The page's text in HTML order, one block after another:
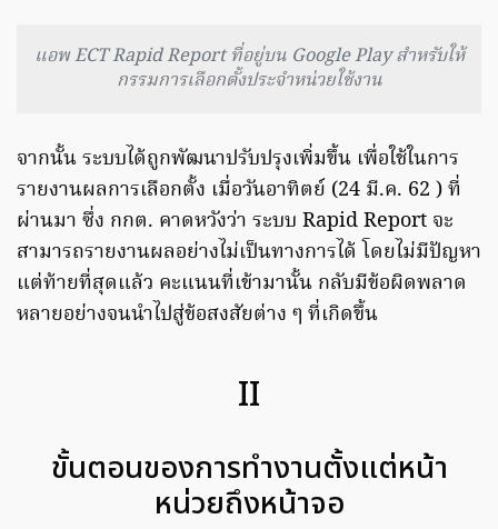
แอพ ECT Rapid Report ที่อยู่บน Google Play สำหรับให้
กรรมการเลือกตั้งประจำหน่วยใช้งาน
จากนั้น ระบบได้ถูกพัฒนาปรับปรุงเพิ่มขึ้น เพื่อใช้ในการ
รายงานผลการเลือกตั้ง เมื่อวันอาทิตย์ (24 มี.ค. 62 ) ที่
ผ่านมา ซึ่ง กกต. คาดหวังว่า ระบบ Rapid Report จะ
สามารถรายงานผลอย่างไม่เป็นทางการได้ โดยไม่มีปัญหา
แต่ท้ายที่สุดแล้ว คะแนนที่เข้ามานั้น กลับมีข้อผิดพลาด
หลายอย่างจนนำไปสู่ข้อสงสัยต่าง ๆ ที่เกิดขึ้น
II
ขั้นตอนของการทำงานตั้งแต่หน้า
หน่วยถึงหน้าจอ